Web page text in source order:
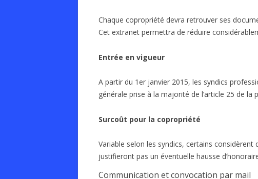
Chaque copropriété devra retrouver ses
Cet extranet permettra de réduire
Entrée en vigueur
A partir du 1er janvier 2015, les syndics
générale prise à la majorité de l’article 25 de
Surcoût pour la copropriété
Variable selon les syndics, certains considèrent
justifieront pas un éventuelle hausse
Communication et convocation par mail